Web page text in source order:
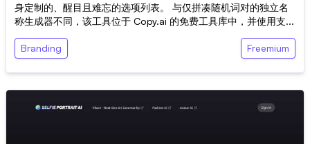
身定制的、醒目且难忘的选项列表。 与仅拼凑随机词对的独立名
称生成器不同，该工具位于 Copy.ai 的免费工具库中，并使用支...
Branding Freemium